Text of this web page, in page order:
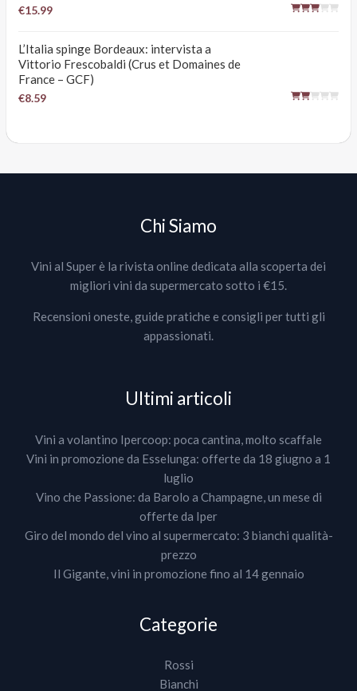
€15.99
L’Italia spinge Bordeaux: intervista a
Vittorio Frescobaldi (Crus et Domaines de
France – GCF)
€8.59
Chi Siamo
Vini al Super è la rivista online dedicata alla scoperta dei
migliori vini da supermercato sotto i €15.
Recensioni oneste, guide pratiche e consigli per tutti gli
appassionati.
Ultimi articoli
Vini a volantino Ipercoop: poca cantina, molto scaffale
Vini in promozione da Esselunga: offerte da 18 giugno a 1
luglio
Vino che Passione: da Barolo a Champagne, un mese di
offerte da Iper
Giro del mondo del vino al supermercato: 3 bianchi qualità-
prezzo
Il Gigante, vini in promozione fino al 14 gennaio
Categorie
Rossi
Bianchi